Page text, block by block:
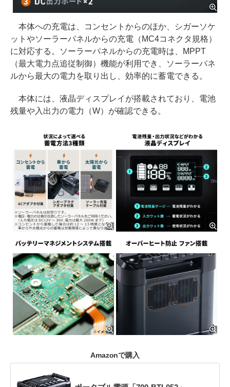
本体への充電は、コンセントからのほか、シガーソケ
ットやソーラーパネルからの充電（MC4コネクタ規格）
に対応する。ソーラーパネルからの充電時は、MPPT
（最大電力点追従制御）機能が利用でき、ソーラーパネ
ルから最大の電力を取り出し、効率的に蓄電できる。
本体には、液晶ディスプレイが搭載されており、電池
残量や入出力の電力（W）が確認できる。
Amazonで購入